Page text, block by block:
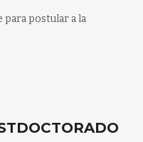
postular a la